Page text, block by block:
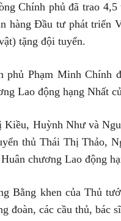
Chính phủ đã trao
hàng Đầu tư phát triển
tặng đội tuyển.
Phạm Minh Chính
Lao động hạng Nhất
Kiều, Huỳnh Như và
thủ Thái Thị Thảo,
chương Lao động
Bằng khen của Thủ
đoàn, các cầu thủ, bác